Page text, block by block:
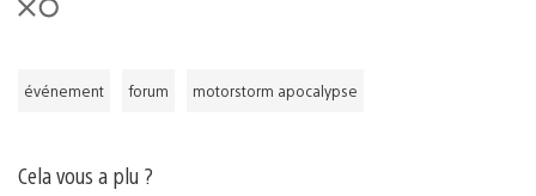
événement forum motorstorm apocalypse
Cela vous a plu ?